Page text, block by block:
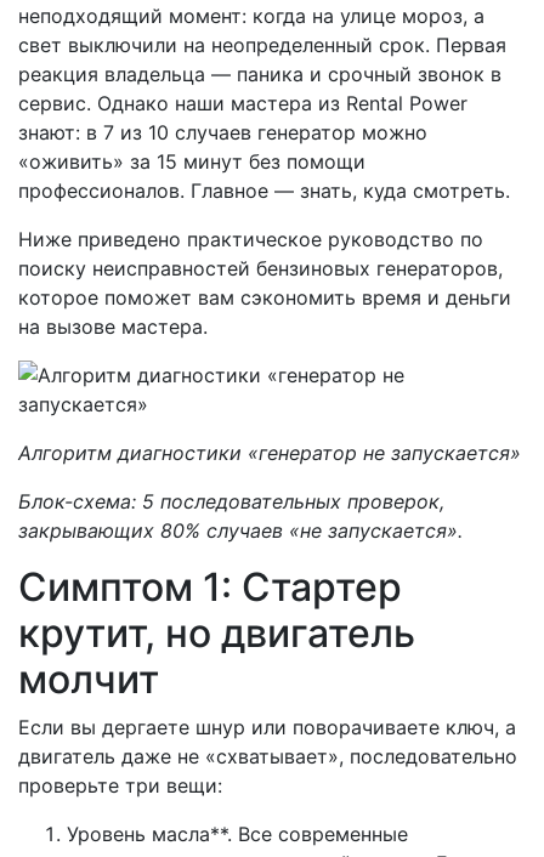
неподходящий момент: когда на улице мороз, а
свет выключили на неопределенный срок. Первая
реакция владельца — паника и срочный звонок в
сервис. Однако наши мастера из Rental Power
знают: в 7 из 10 случаев генератор можно
«оживить» за 15 минут без помощи
профессионалов. Главное — знать, куда смотреть.
Ниже приведено практическое руководство по
поиску неисправностей бензиновых генераторов,
которое поможет вам сэкономить время и деньги
на вызове мастера.
Алгоритм диагностики «генератор не запускается»
Блок-схема: 5 последовательных проверок,
закрывающих 80% случаев «не запускается».
Симптом 1: Стартер
крутит, но двигатель
молчит
Если вы дергаете шнур или поворачиваете ключ, а
двигатель даже не «схватывает», последовательно
проверьте три вещи:
Уровень масла**. Все современные